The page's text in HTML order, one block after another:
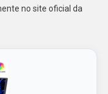
no site oficial da